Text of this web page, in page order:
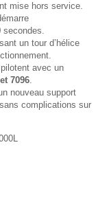
mise hors service.
secondes.
un tour d’hélice
avec un
7096.
nouveau support
complications sur